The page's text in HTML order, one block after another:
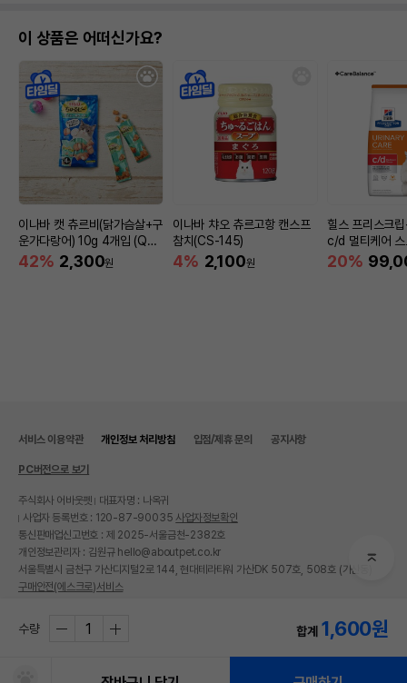
이 상품은 어떠신가요?
이나바 캣 츄르비(닭가슴살+구
운가다랑어) 10g 4개입 (QS
C-273)
42% 2,300원
이나바 챠오 츄르고항 캔스프
참치(CS-145)
4% 2,100원
힐스 프리스크
c/d 멀티케어
용(치킨)
20%
수량 합계 1,600원
서비스 이용약관 개인정보 처리방침 입점/제휴 문의 공지사항
PC버전으로 보기
주식회사 어바웃펫
대표자명 : 나옥귀
사업자 등록번호 : 120-87-90035 사업자정보확인
통신판매업신고번호 : 제 2025-서울금천-2382호
개인정보관리자 : 김원규 hello@aboutpet.co.kr
서울특별시 금천구 가산디지털2로 144, 현대테라타워 가산DK 507호, 508호 (가산동)
구매안전(에스크로)서비스